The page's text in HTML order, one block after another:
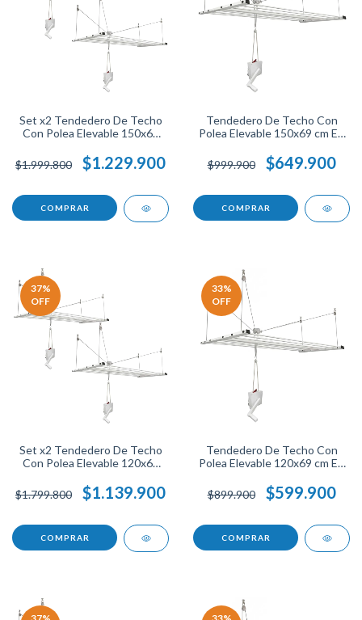
Set x2 Tendedero De Techo
Con Polea Elevable 150x69
Soporta 100 Libras Ahorra
Espacio Ideal Para Organizar
$1.999.800 $1.229.900
Tendedero De Techo Con
Polea Elevable 150x69 cm En
100 Libras Ahorra Espacio
Perfecto Para Organizar
$999.900 $649.900
37%
OFF
Set x2 Tendedero De Techo
Con Polea Elevable 120x69
Soporta 100 Libras Ahorra
Espacio Ideal Para Organizar
$1.799.800 $1.139.900
33%
OFF
Tendedero De Techo Con
Polea Elevable 120x69 cm En
100 Libras Ahorra Espacio
Perfecto Para Organizar.
$899.900 $599.900